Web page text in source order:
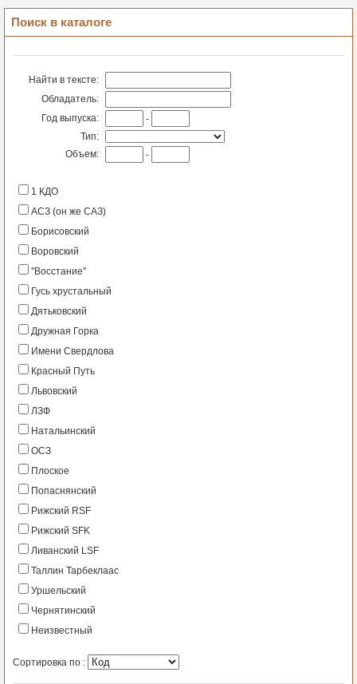
Поиск в каталоге
Найти в тексте:
Обладатель:
Год выпуска:
-
Тип:
Объем:
-
1 КДО
АСЗ (он же САЗ)
Борисовский
Воровский
''Восстание''
Гусь хрустальный
Дятьковский
Дружная Горка
Имени Свердлова
Красный Путь
Львовский
ЛЗФ
Натальинский
ОСЗ
Плоское
Попаснянский
Рижский RSF
Рижский SFK
Ливанский LSF
Таллин Тарбеклаас
Уршельский
Чернятинский
Неизвестный
Сортировка по :